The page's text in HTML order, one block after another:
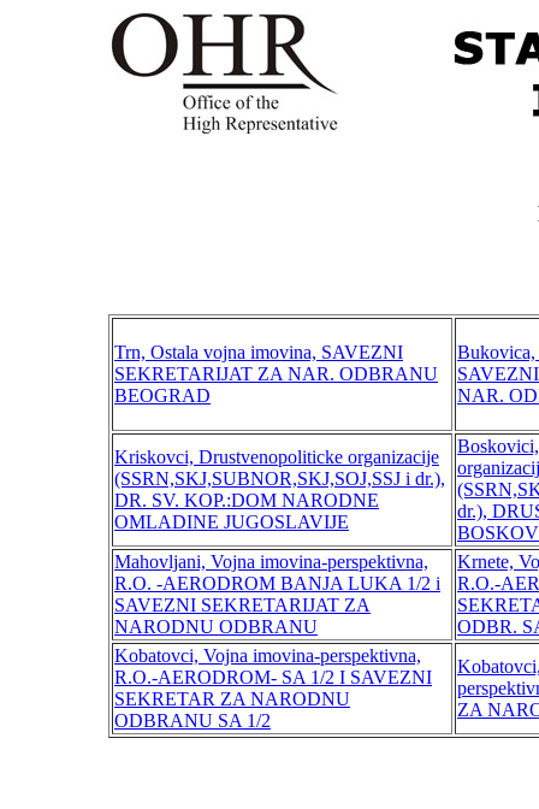
Trn, Ostala vojna imovina, SAVEZNI
SEKRETARIJAT ZA NAR. ODBRANU
BEOGRAD
Bukovica,
NAR.
Kriskovci, Drustvenopoliticke organizacije
(SSRN,SKJ,SUBNOR,SKJ,SOJ,SSJ i dr.),
DR. SV. KOP.:DOM NARODNE
OMLADINE JUGOSLAVIJE
dr.),
Mahovljani, Vojna imovina-perspektivna,
R.O. -AERODROM BANJA LUKA 1/2 i
SAVEZNI SEKRETARIJAT ZA
NARODNU ODBRANU
Krnete,
R.O.-
ODBR.
Kobatovci, Vojna imovina-perspektivna,
R.O.-AERODROM- SA 1/2 I SAVEZNI
SEKRETAR ZA NARODNU
ODBRANU SA 1/2
ZA